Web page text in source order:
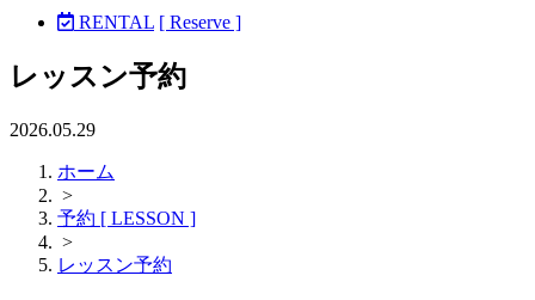
RENTAL [ Reserve ]
レッスン予約
2026.05.29
ホーム
>
予約 [ LESSON ]
>
レッスン予約